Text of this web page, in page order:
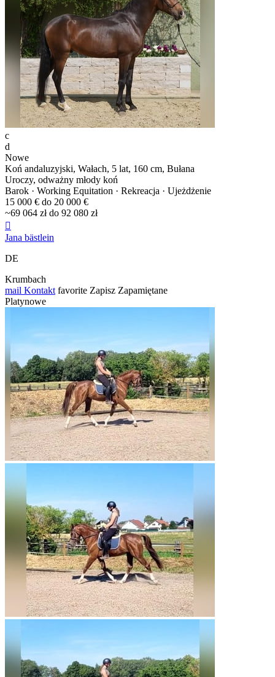
c
d
Nowe
Koń andaluzyjski, Wałach, 5 lat, 160 cm, Bułana
Uroczy, odważny młody koń
Barok · Working Equitation · Rekreacja · Ujeżdżenie
15 000 € do 20 000 €
~69 064 zł do 92 080 zł

Jana bästlein
DE
Krumbach
mail Kontakt favorite Zapisz Zapamiętane
Platynowe